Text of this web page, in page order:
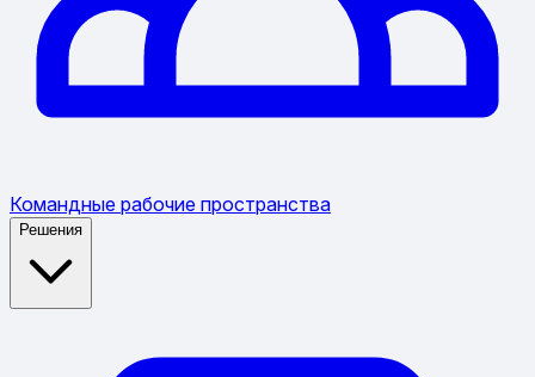
Командные рабочие пространства
Решения